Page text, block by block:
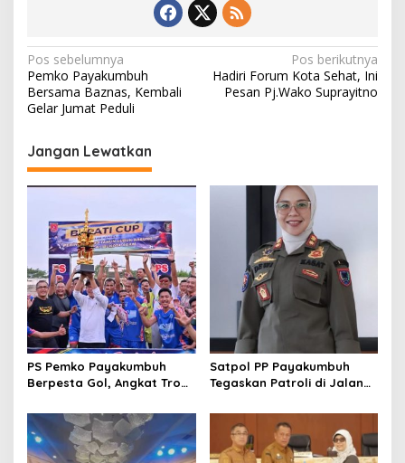
N
a
v
i
g
a
p
o
s
Pos sebelumnya
Pemko Payakumbuh
Bersama Baznas, Kembali
Gelar Jumat Peduli
Pos berikutnya
Hadiri Forum Kota Sehat, Ini
Pesan Pj.Wako Suprayitno
Jangan Lewatkan
PS Pemko Payakumbuh
Berpesta Gol, Angkat Trofi
Gilas Pemda Pasaman 4-0
Satpol PP Payakumbuh
Tegaskan Patroli di Jalan
Persuasif